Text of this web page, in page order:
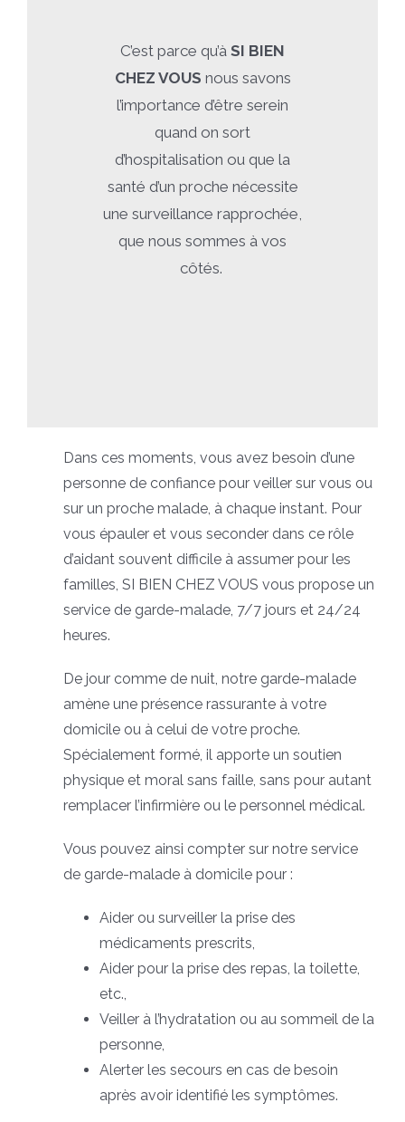
C’est parce qu’à SI BIEN
CHEZ VOUS nous savons
l’importance d’être serein
quand on sort
d’hospitalisation ou que la
santé d’un proche nécessite
une surveillance rapprochée,
que nous sommes à vos
côtés.
Dans ces moments, vous avez besoin d’une
personne de confiance pour veiller sur vous ou
sur un proche malade, à chaque instant. Pour
vous épauler et vous seconder dans ce rôle
d’aidant souvent difficile à assumer pour les
familles, SI BIEN CHEZ VOUS vous propose un
service de garde-malade, 7/7 jours et 24/24
heures.
De jour comme de nuit, notre garde-malade
amène une présence rassurante à votre
domicile ou à celui de votre proche.
Spécialement formé, il apporte un soutien
physique et moral sans faille, sans pour autant
remplacer l’infirmière ou le personnel médical.
Vous pouvez ainsi compter sur notre service
de garde-malade à domicile pour :
Aider ou surveiller la prise des
médicaments prescrits,
Aider pour la prise des repas, la toilette,
etc.,
Veiller à l’hydratation ou au sommeil de la
personne,
Alerter les secours en cas de besoin
après avoir identifié les symptômes.